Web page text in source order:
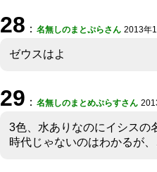
28 ： 名無しのまとぷらさん 2013年
ゼウスはよ
29 ： 名無しのまとめぷらすさん
3色、水ありなのにイシスの
時代じゃないのはわかるが